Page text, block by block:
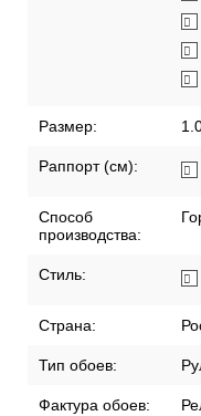
Размер:
Раппорт (см):
Способ
производства:
Стиль:
Страна:
Тип обоев:
Фактура обоев: